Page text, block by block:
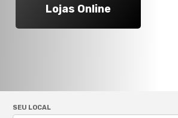
Lojas Online
SEU LOCAL